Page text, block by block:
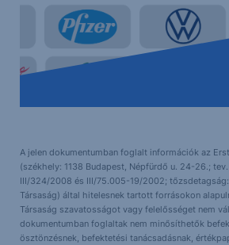
A jelen dokumentumban foglalt információk az
(székhely: 1138 Budapest, Népfürdő u. 24-26.;
III/324/2008 és III/75.005-19/2002;
Társaság) által hitelesnek tartott forrásokon
Társaság szavatosságot vagy felelősséget nem
dokumentumban foglaltak nem minősíthetők
ösztönzésnek, befektetési tanácsadásnak,